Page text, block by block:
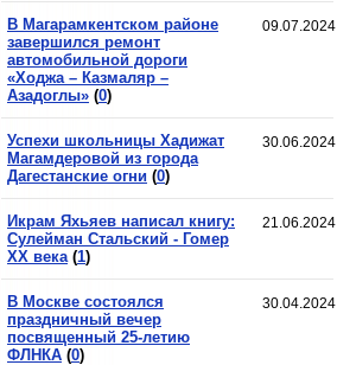
09.07.2024
В Магарамкентском районе
завершился ремонт
автомобильной дороги
«Ходжа – Казмаляр –
Азадоглы» (0)
30.06.2024
Успехи школьницы Хадижат
Магамдеровой из города
Дагестанские огни (0)
21.06.2024
Икрам Яхьяев написал книгу:
Сулейман Стальский - Гомер
XX века (1)
30.04.2024
В Москве состоялся
праздничный вечер
посвященный 25-летию
ФЛНКА (0)